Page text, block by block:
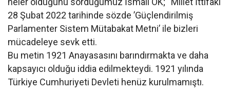
28 Şubat 2022 tarihinde sözde ’Güçlendirilmiş
Parlamenter Sistem Mütabakat Metni’ ile bizleri
mücadeleye sevk etti.
Bu metin 1921 Anayasasını barındırmakta ve daha
kapsayıcı olduğu iddia edilmekteydi. 1921 yılında
Türkiye Cumhuriyeti Devleti henüz kurulmamıştı.